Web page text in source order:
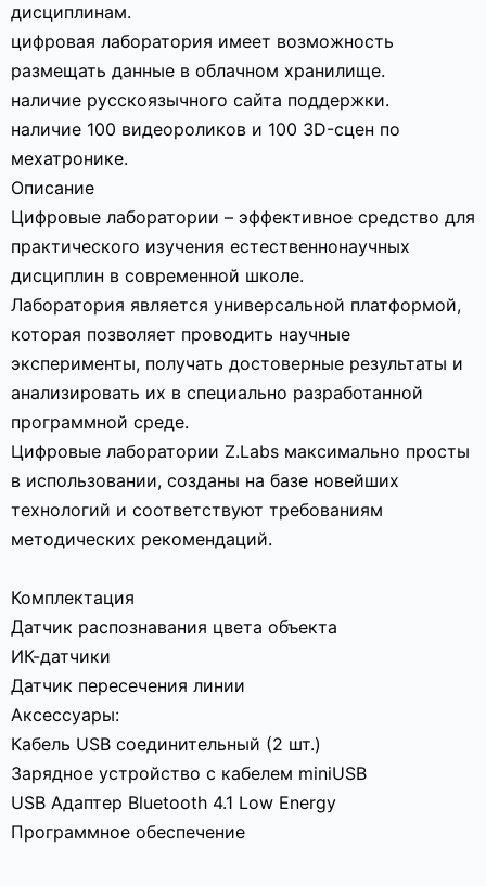
дисциплинам.
цифровая лаборатория имеет возможность
размещать данные в облачном хранилище.
наличие русскоязычного сайта поддержки.
наличие 100 видеороликов и 100 3D-сцен по
мехатронике.
Описание
Цифровые лаборатории – эффективное средство для
практического изучения естественнонаучных
дисциплин в современной школе.
Лаборатория является универсальной платформой,
которая позволяет проводить научные
эксперименты, получать достоверные результаты и
анализировать их в специально разработанной
программной среде.
Цифровые лаборатории Z.Labs максимально просты
в использовании, созданы на базе новейших
технологий и соответствуют требованиям
методических рекомендаций.
Комплектация
Датчик распознавания цвета объекта
ИК-датчики
Датчик пересечения линии
Аксессуары:
Кабель USB соединительный (2 шт.)
Зарядное устройство с кабелем miniUSB
USB Адаптер Bluetooth 4.1 Low Energy
Программное обеспечение